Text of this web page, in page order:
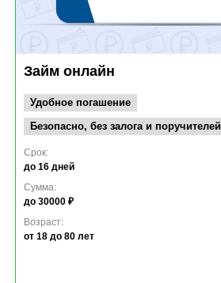
Займ онлайн
Удобное погашение
Безопасно, без залога и поручителей
Срок:
до 16 дней
Сумма:
до 30000 ₽
Возраст:
от 18 до 80 лет